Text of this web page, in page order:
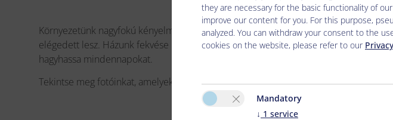
Környezetünk nagyfokú kényelmet biztosít az Ön számára segít?kész
elégedett lesz. Házunk fekvése ideális, és egyben nyugodt – tökéletes arra, hogy Ön
hagyhassa mindennapokat.
Tekintse meg fotóinkat, amelyekkel meg szeretnénk Önt gy?zni.
they are necessary for the basic functionality of
improve our content for you. For this purpose,
analyzed. You can withdraw your consent to the
cookies on the website, please refer to our
Mandatory
↓ 1 service